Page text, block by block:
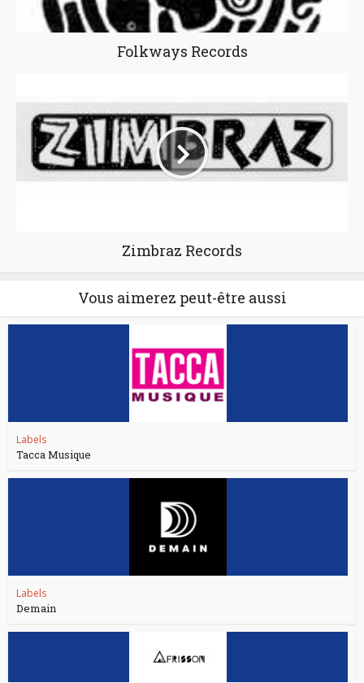
Folkways Records
Zimbraz Records
Vous aimerez peut-être aussi
Labels
Tacca Musique
Labels
Demain